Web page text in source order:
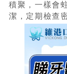
積聚，一樣會
潔，定期檢查